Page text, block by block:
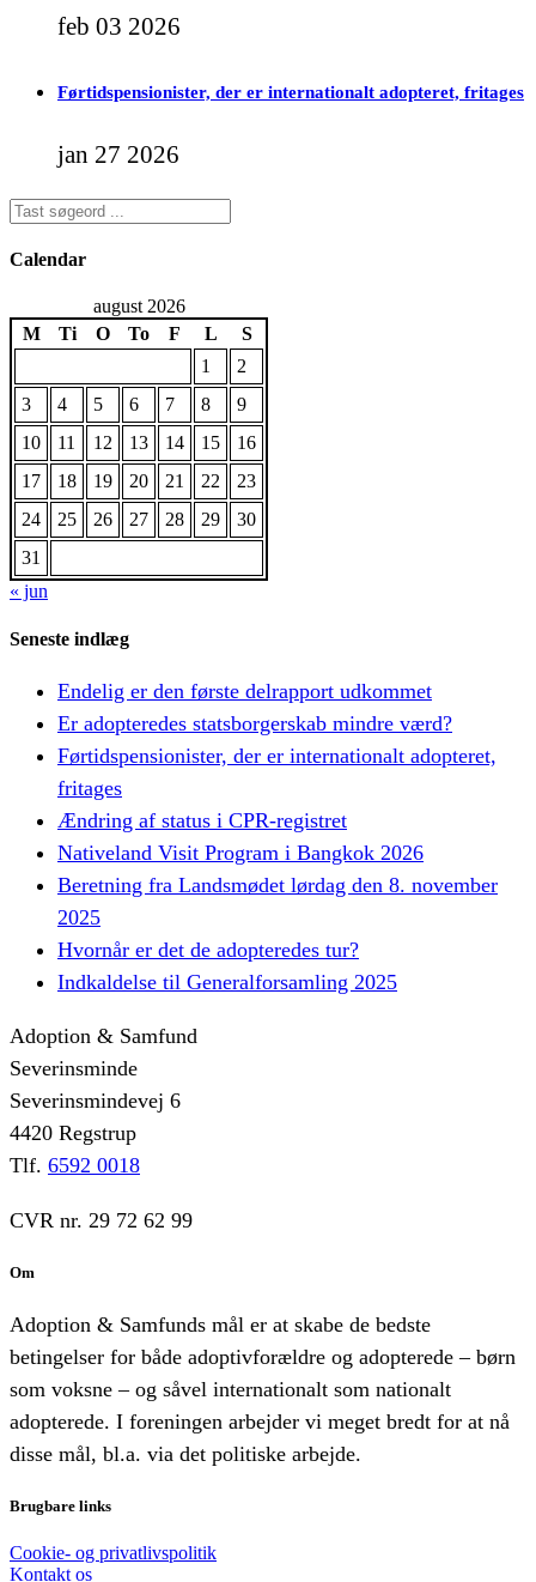
feb 03 2026
Førtidspensionister, der er internationalt adopteret, fritages
jan 27 2026
Calendar
august 2026
M
Ti O To F L
S
1
2
3
4 5 6 7 8
9
10
11 12 13 14 15
16
17
18 19 20 21 22
23
24
25 26 27 28 29
30
31
« jun
Seneste indlæg
Endelig er den første delrapport udkommet
Er adopteredes statsborgerskab mindre værd?
Førtidspensionister, der er internationalt adopteret,
fritages
Ændring af status i CPR-registret
Nativeland Visit Program i Bangkok 2026
Beretning fra Landsmødet lørdag den 8. november
2025
Hvornår er det de adopteredes tur?
Indkaldelse til Generalforsamling 2025
Adoption & Samfund
Severinsminde
Severinsmindevej 6
4420 Regstrup
Tlf. 6592 0018
CVR nr. 29 72 62 99
Om
Adoption & Samfunds mål er at skabe de bedste
betingelser for både adoptivforældre og adopterede – børn
som voksne – og såvel internationalt som nationalt
adopterede. I foreningen arbejder vi meget bredt for at nå
disse mål, bl.a. via det politiske arbejde.
Brugbare links
Cookie- og privatlivspolitik
Kontakt os